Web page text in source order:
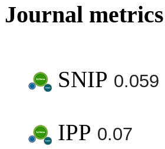
Journal metrics
SNIP 0.059
IPP 0.07